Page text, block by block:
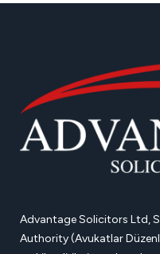
Advantage Solicitors Ltd,
Authority (Avukatlar